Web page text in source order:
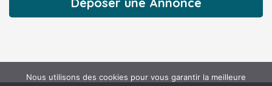
Nous utilisons des cookies pour vous garantir la meilleure